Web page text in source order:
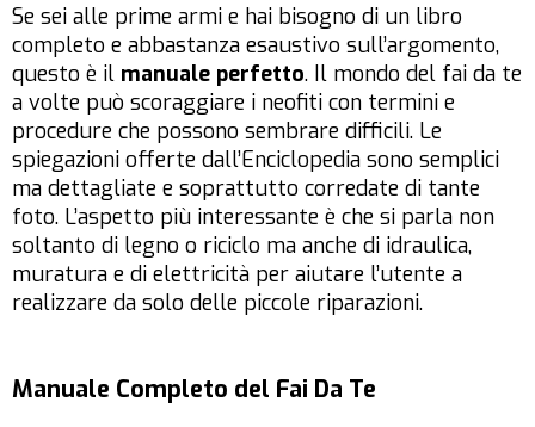
Se sei alle prime armi e hai bisogno di un libro
completo e abbastanza esaustivo sull’argomento,
questo è il manuale perfetto. Il mondo del fai da te
a volte può scoraggiare i neofiti con termini e
procedure che possono sembrare difficili. Le
spiegazioni offerte dall’Enciclopedia sono semplici
ma dettagliate e soprattutto corredate di tante
foto. L’aspetto più interessante è che si parla non
soltanto di legno o riciclo ma anche di idraulica,
muratura e di elettricità per aiutare l’utente a
realizzare da solo delle piccole riparazioni.
Manuale Completo del Fai Da Te